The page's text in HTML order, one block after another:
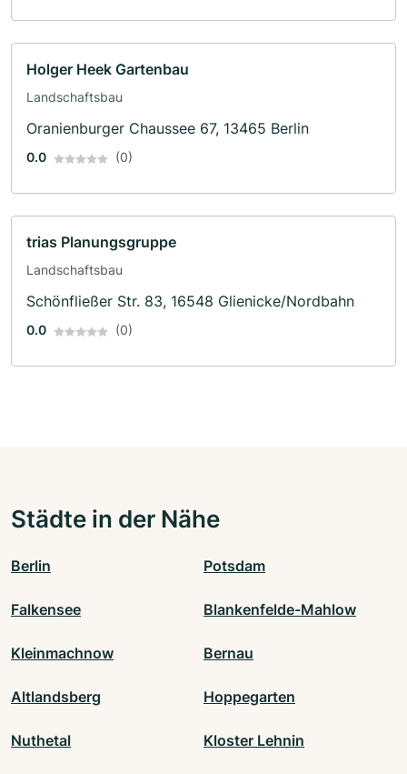
Holger Heek Gartenbau
Landschaftsbau
Oranienburger Chaussee 67, 13465 Berlin
0.0 (0)
trias Planungsgruppe
Landschaftsbau
Schönfließer Str. 83, 16548 Glienicke/Nordbahn
0.0 (0)
Städte in der Nähe
Berlin Potsdam
Falkensee Blankenfelde-Mahlow
Kleinmachnow Bernau
Altlandsberg Hoppegarten
Nuthetal Kloster Lehnin